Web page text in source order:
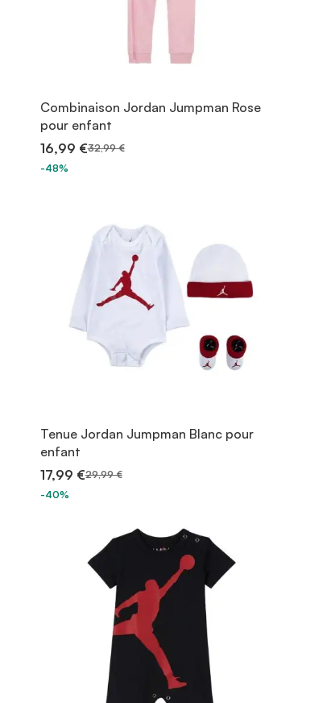
Combinaison Jordan Jumpman Rose
pour enfant
16,99 €32,99 €
-48%
Tenue Jordan Jumpman Blanc pour
enfant
17,99 €29,99 €
-40%